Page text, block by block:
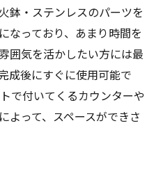
鉢・ステンレスのパーツを
なっており、あまり時間を
囲気を活かしたい方には最
成後にすぐに使用可能で
で付いてくるカウンターや
よって、スペースができさ